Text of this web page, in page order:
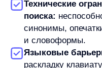
«телевизор 55 дюймов
Отсутствие
и поиска по
Особенно остро эта
крупными eCommerce-
товаров и высокой